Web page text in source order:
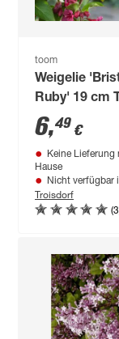
toom
Weigelie
Ruby' 19 cm
6,49 €
Keine Lieferung
Hause
Nicht verfügbar
Troisdorf